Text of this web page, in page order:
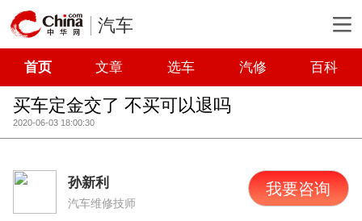
汽车
首页 文章 选车 汽修 百科
买车定金交了 不买可以退吗
2020-06-03 18:00:30
孙新利
汽车维修技师
我要咨询